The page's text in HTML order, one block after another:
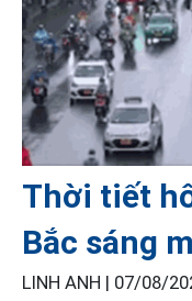
Thời tiết
Bắc sáng
LINH ANH | 07/08/